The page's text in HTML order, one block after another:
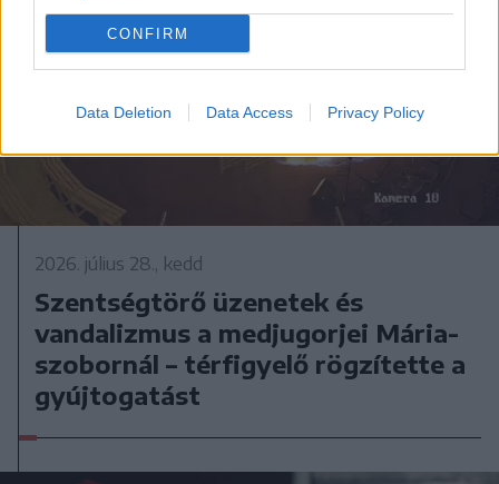
CONFIRM
Data Deletion Data Access Privacy Policy
2026. július 28., kedd
Szentségtörő üzenetek és
vandalizmus a medjugorjei Mária-
szobornál – térfigyelő rögzítette a
gyújtogatást